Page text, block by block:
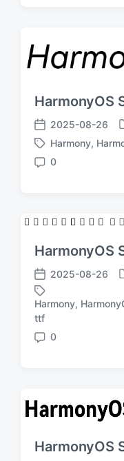
HarmonyOS
发
布
日
2025-08-26
标
签
Harmony,
评
0
HarmonyOS
发
布
日
期
2025-08-26
标
Harmony,
ttf
评
0
HarmonyOS